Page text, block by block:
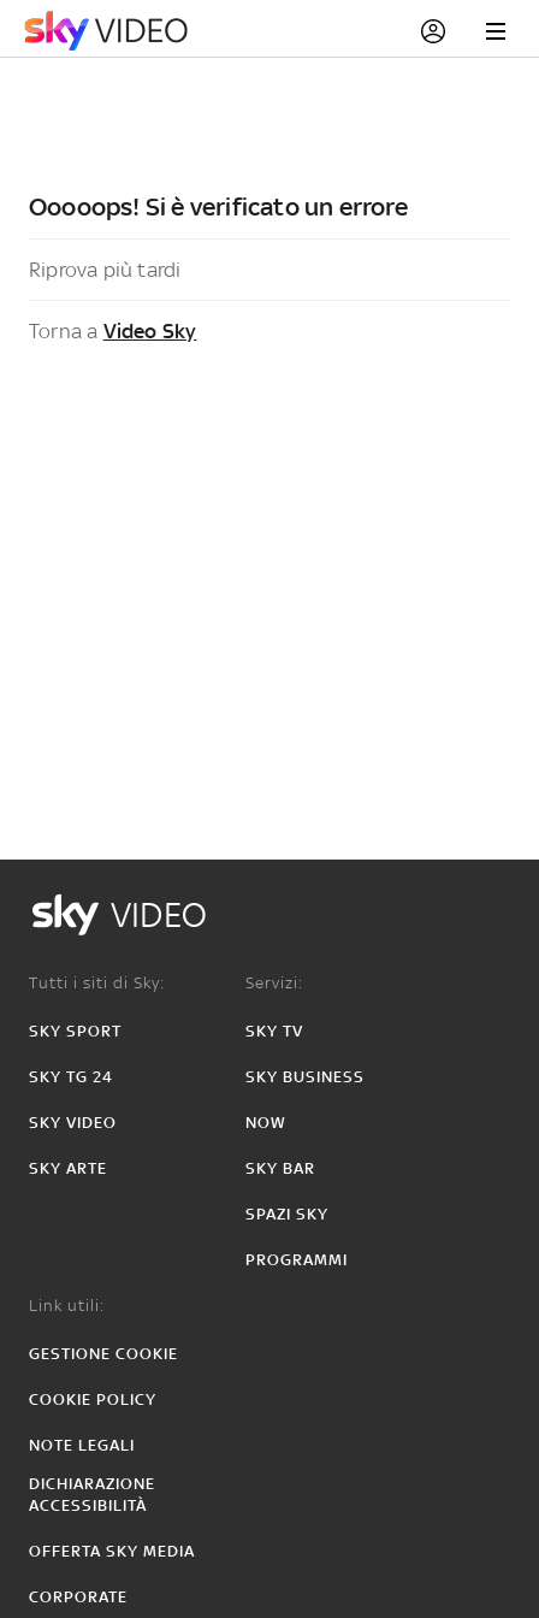
Ooooops! Si è verificato un errore
Riprova più tardi
Torna a Video Sky
VIDEO
Tutti i siti di Sky:
SKY SPORT
SKY TG 24
SKY VIDEO
SKY ARTE
Servizi:
SKY TV
SKY BUSINESS
NOW
SKY BAR
SPAZI SKY
PROGRAMMI
Link utili:
GESTIONE COOKIE
COOKIE POLICY
NOTE LEGALI
DICHIARAZIONE
ACCESSIBILITÀ
OFFERTA SKY MEDIA
CORPORATE